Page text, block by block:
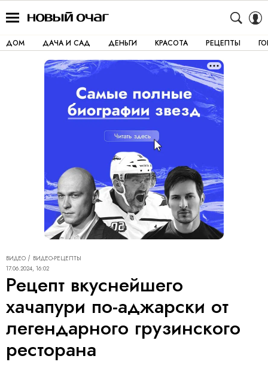
ДОМ ДАЧА И САД ДЕНЬГИ КРАСОТА РЕЦЕПТЫ
ВИДЕО
ВИДЕО-РЕЦЕПТЫ
17.06.2024, 16:02
Рецепт вкуснейшего
хачапури по-аджарски от
легендарного грузинского
ресторана